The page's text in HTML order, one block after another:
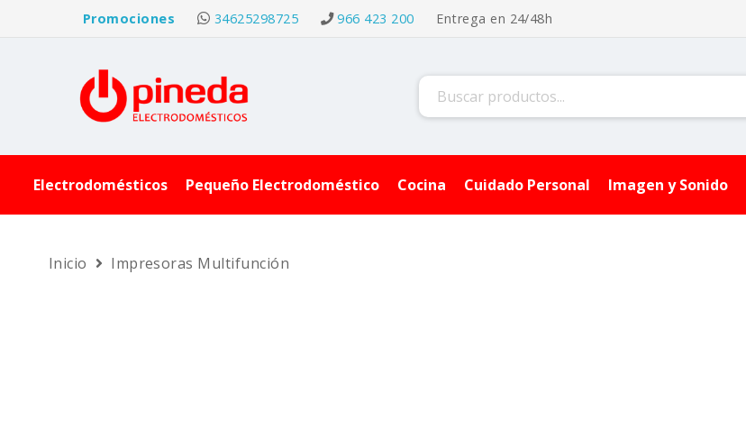
Promociones 34625298725 966 423 200 Entrega en 24/48h
Electrodomésticos Pequeño Electrodoméstico Cocina Cuidado Personal Imagen y Sonido
Inicio  Impresoras Multifunción